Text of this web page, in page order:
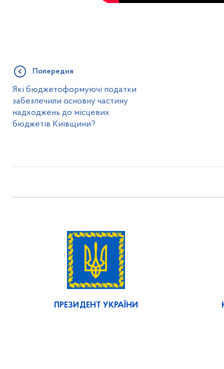
Попередня
Які бюджетоформуючі податки
забезпечили основну частину
надходжень до місцевих
бюджетів Київщини?
ПРЕЗИДЕНТ УКРАЇНИ